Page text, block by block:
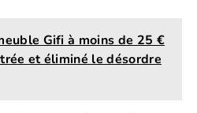
Gifi à moins de 25 €
et éliminé le désordre